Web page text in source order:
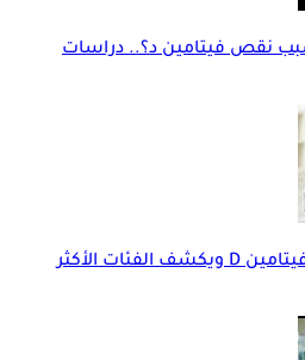
نقص فيتامين د؟.. دراسات
طبيب يحذر من نقص فيتامين D ويكشف الفئات الأكثر